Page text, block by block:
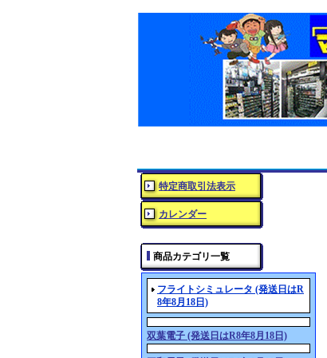
特定商取引法表示
カレンダー
商品カテゴリ一覧
フライトシミュレータ (発送日はR
8年8月18日)
双葉電子 (発送日はR8年8月18日)